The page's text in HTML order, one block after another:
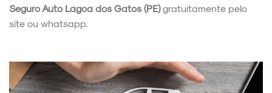
Seguro Auto Lagoa dos Gatos (PE)gratuitamente pelo
site ou whatsapp.